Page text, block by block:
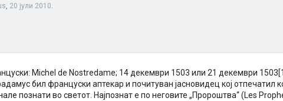
, 20 јули 2010.
Michel de Nostredame; 14 декември 1503 или 21 декември
бил француски аптекар и почитуван јасновидец кој отпечатил
познати во светот. Најпознат е по неговите „Пророштва“ (Les